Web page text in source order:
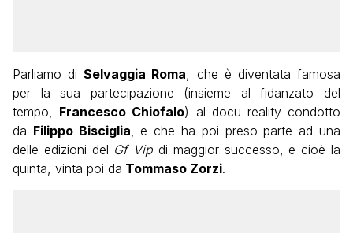
Parliamo diSelvaggia Roma , che è diventata famosa
per la sua partecipazione (insieme al fidanzato del
tempo, Francesco Chiofalo) al docu reality condotto
da Filippo Bisciglia , e che ha poi preso parte ad una
delle edizioni del Gf Vip di maggior successo, e cioè la
quinta, vinta poi da Tommaso Zorzi.